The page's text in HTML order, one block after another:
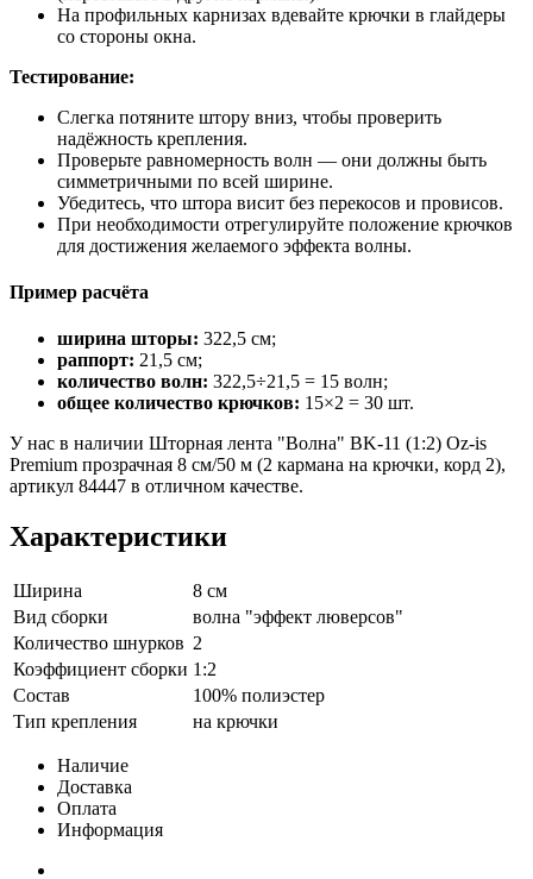
На профильных карнизах вдевайте крючки в глайдеры
со стороны окна.
Тестирование:
Слегка потяните штору вниз, чтобы проверить
надёжность крепления.
Проверьте равномерность волн — они должны быть
симметричными по всей ширине.
Убедитесь, что штора висит без перекосов и провисов.
При необходимости отрегулируйте положение крючков
для достижения желаемого эффекта волны.
Пример расчёта
ширина шторы: 322,5 см;
раппорт: 21,5 см;
количество волн: 322,5÷21,5 = 15 волн;
общее количество крючков: 15×2 = 30 шт.
У нас в наличии Шторная лента "Волна" BK-11 (1:2) Oz-is
Premium прозрачная 8 см/50 м (2 кармана на крючки, корд 2),
артикул 84447 в отличном качестве.
Характеристики
Ширина
8 см
Вид сборки
волна "эффект люверсов"
Количество шнурков 2
Коэффициент сборки 1:2
Состав
100% полиэстер
Тип крепления
на крючки
Наличие
Доставка
Оплата
Информация